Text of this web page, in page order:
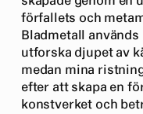
förfallets och
Bladmetall
utforska djupet av
medan mina
efter att skapa en
konstverket och